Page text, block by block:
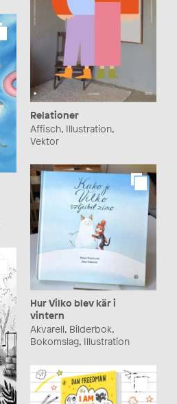
Relationer
Affisch, Illustration,
Vektor
Hur Vilko blev kär i
vintern
Akvarell, Bilderbok,
Bokomslag, Illustration